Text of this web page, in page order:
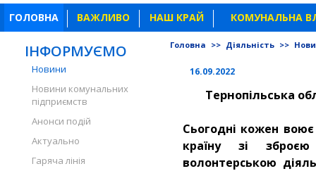
ГОЛОВНА ВАЖЛИВО НАШ КРАЙ КОМУНАЛЬНА
ІНФОРМУЄМО
Новини
Новини комунальних
підприємств
Анонси подій
Актуально
Гаряча лінія
Головна >> Діяльність >>
16.09.2022
Тернопільська
Сьогодні кожен
країну зі
волонтерською